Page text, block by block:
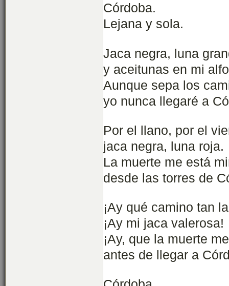
Córdoba.
Lejana y sola.
Jaca negra, luna
y aceitunas en mi
Aunque sepa los
yo nunca llegaré a
Por el llano, por el
jaca negra, luna roja.
La muerte me está
desde las torres de
¡Ay qué camino tan
¡Ay mi jaca valerosa!
¡Ay, que la muerte
antes de llegar a